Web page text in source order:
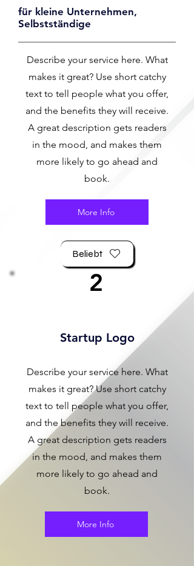
für kleine Unternehmen,
Selbstständige
Describe your service here. What
makes it great? Use short catchy
text to tell people what you offer,
and the benefits they will receive.
A great description gets readers
in the mood, and makes them
more likely to go ahead and
book.
More Info
Beliebt
2
Startup Logo
Describe your service here. What
makes it great? Use short catchy
text to tell people what you offer,
and the benefits they will receive.
A great description gets readers
in the mood, and makes them
more likely to go ahead and
book.
More Info